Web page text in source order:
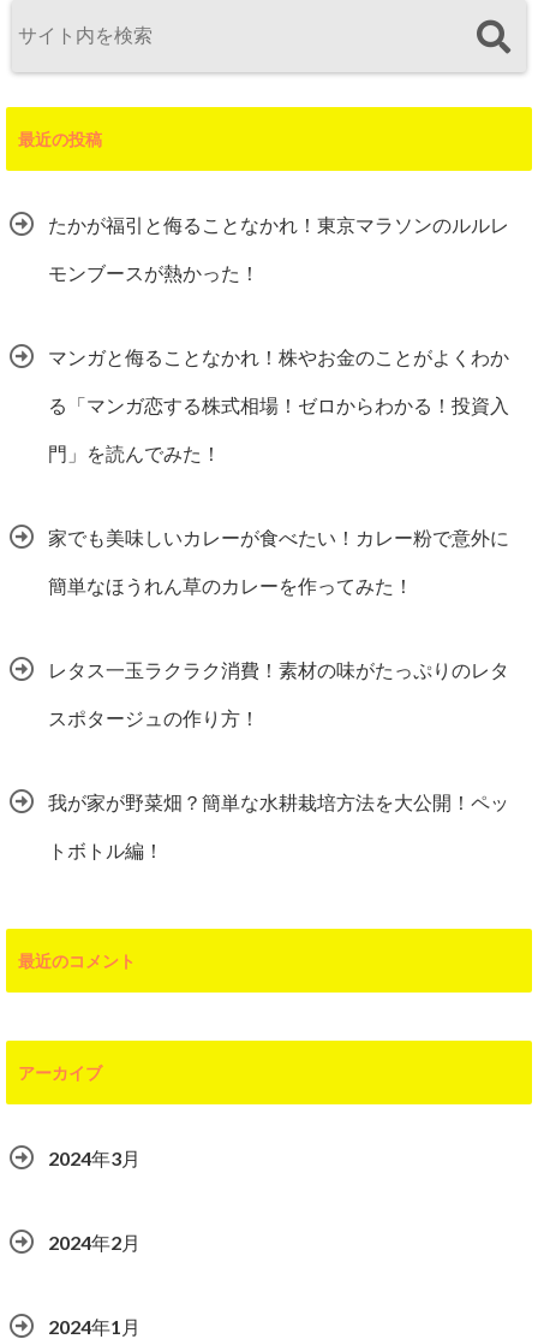
最近の投稿
たかが福引と侮ることなかれ！東京マラソンのルルレ
モンブースが熱かった！
マンガと侮ることなかれ！株やお金のことがよくわか
る「マンガ恋する株式相場！ゼロからわかる！投資入
門」を読んでみた！
家でも美味しいカレーが食べたい！カレー粉で意外に
簡単なほうれん草のカレーを作ってみた！
レタス一玉ラクラク消費！素材の味がたっぷりのレタ
スポタージュの作り方！
我が家が野菜畑？簡単な水耕栽培方法を大公開！ペッ
トボトル編！
最近のコメント
アーカイブ
2024年3月
2024年2月
2024年1月